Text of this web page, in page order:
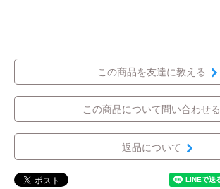
この商品を友達に教える
この商品について問い合わせる
返品について